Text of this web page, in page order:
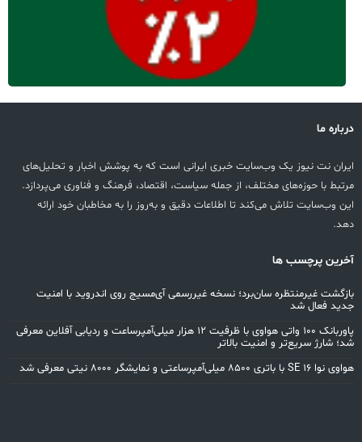
درباره ما
ایران نت نیوز یک وب‌سایت خبری ایرانی است که به پوشش اخبار و تحلیل‌های
مرتبط با حوزه‌های مختلف، از جمله سیاست، اقتصاد، فرهنگ و فناوری می‌پردازد.
این وب‌سایت تلاش می‌کند تا اطلاعات دقیق و به‌روز را به مخاطبان خود ارائه
دهد.
آخرین پرچسب ها
بازگشت غیرمنتظره سان‌برد؛ نسخه غیررسمی آی‌مسیج روی اندروید با امنیت
جدید فعال شد
پاوربانک ۱۰۰ واتی هواوی با ظرفیت ۱۲ هزار میلی‌آمپرساعت و ردیابی آفلاین معرفی
شد؛ شارژ سریع‌تر و امنیت بالاتر
هواوی نوا 16 SE با باتری ۸۵۰۰ میلی‌آمپرساعتی و نمایشگر ۸۰۰۰ نیتی معرفی شد